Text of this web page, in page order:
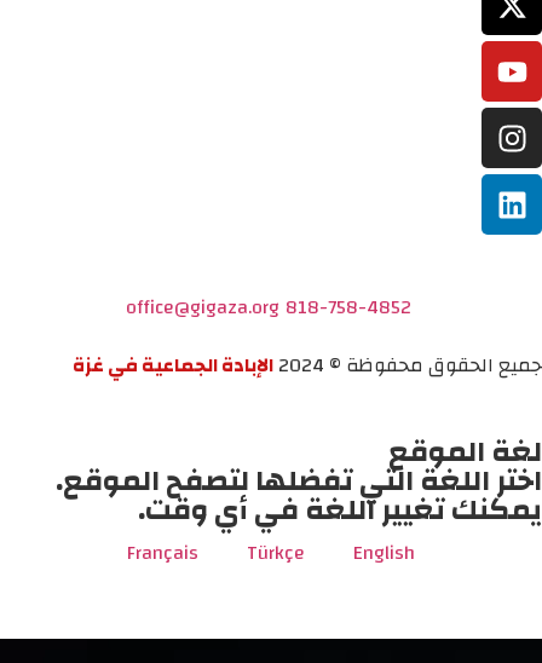
818-758-4852
office@gigaza.org
جميع الحقوق محفوظة © 2024
الإبادة الجماعية في غزة
لغة الموقع
اختر اللغة التي تفضلها لتصفح الموقع.
يمكنك تغيير اللغة في أي وقت.
English
Türkçe
Français